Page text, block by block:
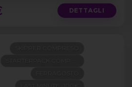
DETTAGLI